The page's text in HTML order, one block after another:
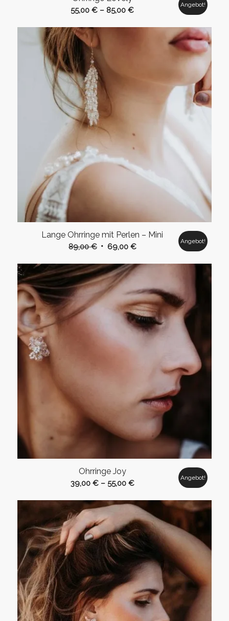
55,00€ – 85,00€
Angebot!
Lange Ohrringe mit Perlen – Mini
89,00€ Ursprünglicher
war:
89,00 €
69,00 €Aktueller
ist:
Angebot!
Ohrringe Joy
39,00 €– 55,00 €
Angebot!